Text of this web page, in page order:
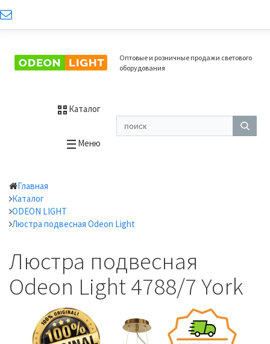
Оптовые и розничные продажи светового
оборудования
Каталог
Меню
Главная
Каталог
ODEON LIGHT
Люстра подвесная Odeon Light
Люстра подвесная
Odeon Light 4788/7 York